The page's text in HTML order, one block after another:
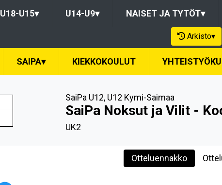
U18-U15▾ U14-U9▾ NAISET JA TYTÖT▾
Arkisto▾
SAIPA▾ KIEKKOKOULUT
SaiPa U12, U12 Kymi-Saimaa
SaiPa Noksut ja Vilit -
UK2
Otteluennakko